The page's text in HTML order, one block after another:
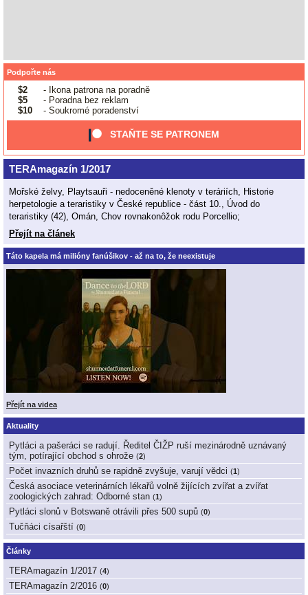
Podpořte nás
$2
- Ikona patrona na poradně
$5
- Poradna bez reklam
$10
- Soukromé poradenství
STAŇTE SE PATRONEM
TERAmagazín 1/2017
Mořské želvy, Playtsauři - nedoceněné klenoty v teráriích, Historie
herpetologie a teraristiky v České republice - část 10., Úvod do
teraristiky (42), Omán, Chov rovnakonôžok rodu Porcellio;
Přejít na článek
Táto kapela má milióny fanúšikov - až na to, že neexistuje
Přejít na videa
Aktuality
Pytláci a pašeráci se radují. Ředitel ČIŽP ruší mezinárodně uznávaný
tým, potírající obchod s ohrože (2)
Počet invazních druhů se rapidně zvyšuje, varují vědci (1)
Česká asociace veterinárních lékařů volně žijících zvířat a zvířat
zoologických zahrad: Odborné stan (1)
Pytláci slonů v Botswaně otrávili přes 500 supů (0)
Tučňáci císařští (0)
Články
TERAmagazín 1/2017 (4)
TERAmagazín 2/2016 (0)